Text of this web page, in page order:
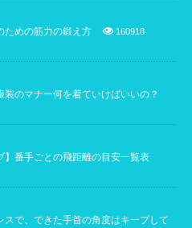
ための筋力の鍛え方 160918
装のマナー何を着ていけばいいの？
】番手ごとの飛距離の目安一覧表
スで、できた手首の角度はキープして